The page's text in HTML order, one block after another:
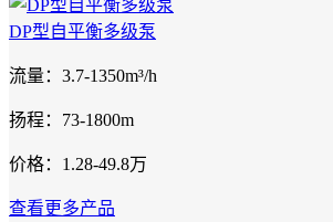
DP型自平衡多级泵
流量：3.7-1350m³/h
扬程：73-1800m
价格：1.28-49.8万
查看更多产品